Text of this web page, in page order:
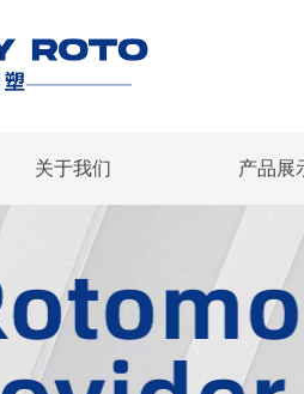
关于我们 产品展